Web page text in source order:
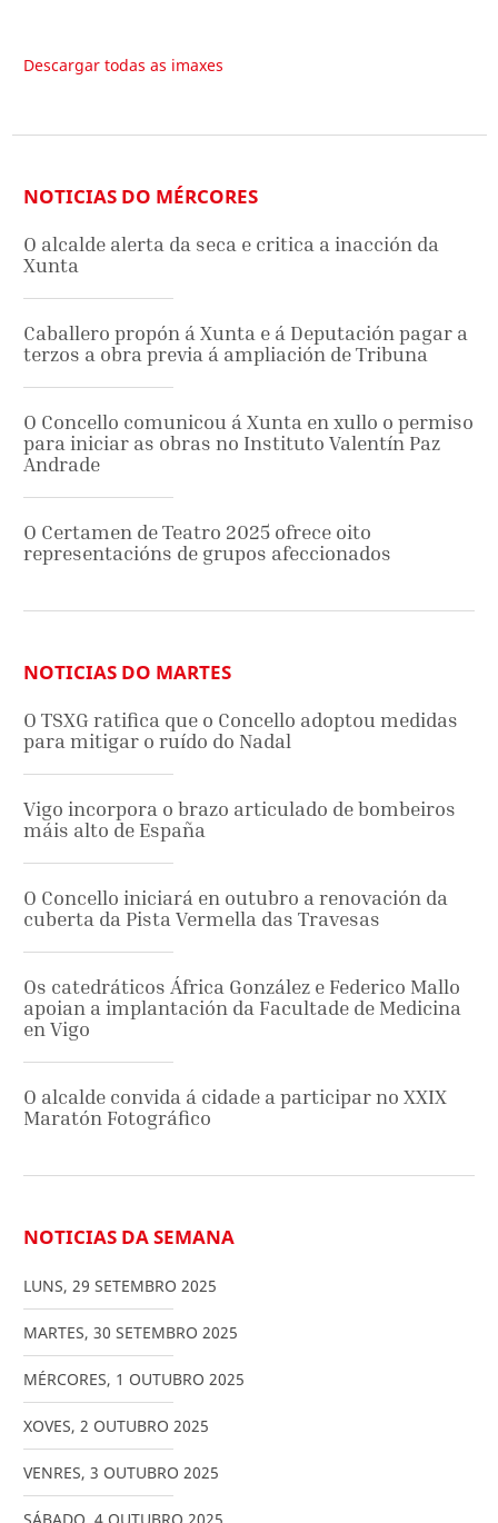
Descargar todas as imaxes
NOTICIAS DO MÉRCORES
O alcalde alerta da seca e critica a inacción da
Xunta
Caballero propón á Xunta e á Deputación pagar a
terzos a obra previa á ampliación de Tribuna
O Concello comunicou á Xunta en xullo o permiso
para iniciar as obras no Instituto Valentín Paz
Andrade
O Certamen de Teatro 2025 ofrece oito
representacións de grupos afeccionados
NOTICIAS DO MARTES
O TSXG ratifica que o Concello adoptou medidas
para mitigar o ruído do Nadal
Vigo incorpora o brazo articulado de bombeiros
máis alto de España
O Concello iniciará en outubro a renovación da
cuberta da Pista Vermella das Travesas
Os catedráticos África González e Federico Mallo
apoian a implantación da Facultade de Medicina
en Vigo
O alcalde convida á cidade a participar no XXIX
Maratón Fotográfico
NOTICIAS DA SEMANA
LUNS, 29 SETEMBRO 2025
MARTES, 30 SETEMBRO 2025
MÉRCORES, 1 OUTUBRO 2025
XOVES, 2 OUTUBRO 2025
VENRES, 3 OUTUBRO 2025